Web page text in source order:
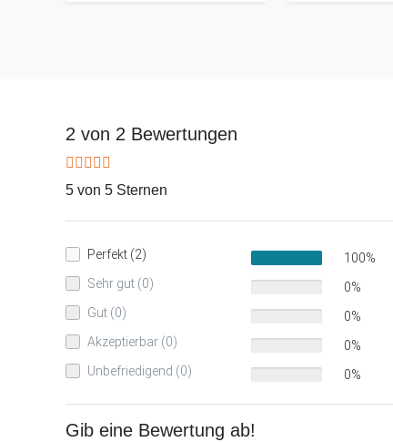
2 von 2 Bewertungen
5 von 5 Sternen
Perfekt (2)
100%
Sehr gut (0)
0%
Gut (0)
0%
Akzeptierbar (0)
0%
Unbefriedigend (0)
0%
Gib eine Bewertung ab!